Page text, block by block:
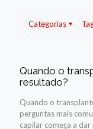
Categorias
Quando o
resultado?
Quando o
perguntas mais
capilar começa a